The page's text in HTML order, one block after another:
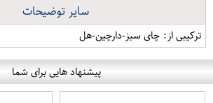
سایر توضیحات
ترکیبی از: چای سبز-دارچین-هل
پیشنهاد هایی برای شما